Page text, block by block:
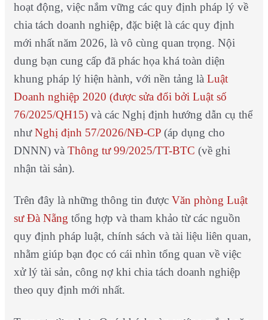
hoạt động, việc nắm vững các quy định pháp lý về
chia tách doanh nghiệp, đặc biệt là các quy định
mới nhất năm 2026, là vô cùng quan trọng. Nội
dung bạn cung cấp đã phác họa khá toàn diện
khung pháp lý hiện hành, với nền tảng là Luật
Doanh nghiệp 2020 (được sửa đổi bởi Luật số
76/2025/QH15)và các Nghị định hướng dẫn cụ thể
nhưNghị định 57/2026/NĐ-CP(áp dụng cho
DNNN) và Thông tư 99/2025/TT-BTC (về ghi
nhận tài sản).
Trên đây là những thông tin được Văn phòng Luật
sư Đà Nẵng tổng hợp và tham khảo từ các nguồn
quy định pháp luật, chính sách và tài liệu liên quan,
nhằm giúp bạn đọc có cái nhìn tổng quan về việc
xử lý tài sản, công nợ khi chia tách doanh nghiệp
theo quy định mới nhất.